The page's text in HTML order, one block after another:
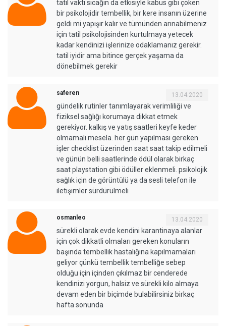
tatil vakti sıcağın da etkisiyle kabus gibi çöken
bir psikolojidir tembellik, bir kere insanın üzerine
geldi mi yapışır kalır ve tümünden arınabilmeniz
için tatil psikolojisinden kurtulmaya yetecek
kadar kendinizi işlerinize odaklamanız gerekir.
tatil iyidir ama bitince gerçek yaşama da
dönebilmek gerekir
saferen 13.04.2020
gündelik rutinler tanımlayarak verimliliği ve
fiziksel sağlığı korumaya dikkat etmek
gerekiyor. kalkış ve yatış saatleri keyfe keder
olmamalı mesela. her gün yapılması gereken
işler checklist üzerinden saat saat takip edilmeli
ve günün belli saatlerinde ödül olarak birkaç
saat playstation gibi ödüller eklenmeli. psikolojik
sağlık için de görüntülü ya da sesli telefon ile
iletişimler sürdürülmeli
osmanleo 13.04.2020
sürekli olarak evde kendini karantinaya alanlar
için çok dikkatli olmaları gereken konuların
başında tembellik hastalığına kapılmamaları
geliyor çünkü tembellik tembelliğe sebep
olduğu için içinden çıkılmaz bir cenderede
kendinizi yorgun, halsiz ve sürekli kilo almaya
devam eden bir biçimde bulabilirsiniz birkaç
hafta sonunda